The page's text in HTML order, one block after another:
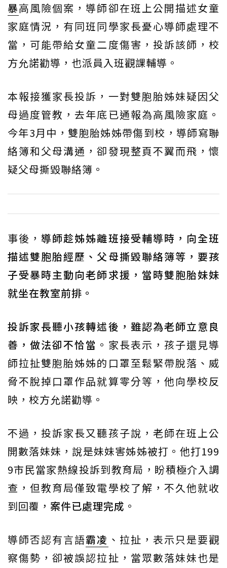
暴高風險個案，導師卻在班上公開描述女童
家庭情況，有同班同學家長憂心導師處理不
當，可能帶給女童二度傷害，投訴該師，校
方允諾勸導，也派員入班觀課輔導。
本報接獲家長投訴，一對雙胞胎姊妹疑因父
母過度管教，去年底已通報為高風險家庭。
今年3月中，雙胞胎姊姊帶傷到校，導師寫聯
絡簿和父母溝通，卻發現整頁不翼而飛，懷
疑父母撕毀聯絡簿。
事後， 導師趁姊姊離班接受輔導時，向全班
描述雙胞胎經歷、父母撕毀聯絡簿等，要孩
子受暴時主動向老師求援，當時雙胞胎妹妹
就坐在教室前排。
投訴家長聽小孩轉述後，雖認為老師立意良
善，做法卻不恰當 。家長表示，孩子還見導
師拉扯雙胞胎姊姊的口罩至鬆緊帶脫落、威
脅不脫掉口罩作品就算零分等，他向學校反
映，校方允諾勸導。
不過，投訴家長又聽孩子說，老師在班上公
開數落妹妹，說是妹妹害姊姊被打。他打199
9市民當家熱線投訴到教育局，盼積極介入調
查，但教育局僅致電學校了解，不久他就收
到回覆， 案件已處理完成 。
導師否認有言語霸凌 、拉扯，表示只是要觀
察傷勢，卻被誤認拉扯，當眾數落妹妹也是